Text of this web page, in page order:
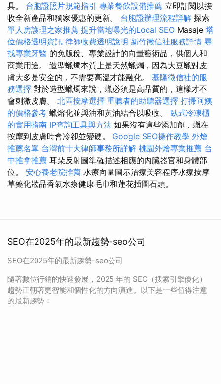
具。 台胞證照片規範指引 專業餐飲設備推薦 立即訂閱以接
收全新產品和獨家優惠的更新。 台胞證辦理流程詳解 探索
單人房護理之家推薦 提升當地曝光的Local SEO Masaje 塔
位價格透明資訊 律師收費透明說明 新竹徵信社服務詳情 尋
找專業牙醫 的免版稅、專業設計的向量藝術品，供個人和
商業用途。 造型蠟燭本質上是天然蠟燭，因為大豆蠟對皮
膚大多是安全的，不需要高溫才能融化。 基隆徵信社的服
務選擇 對於造型蠟燭來說，蠟必須是高品質的，這樣才不
會刺激皮膚。 北區按摩選擇 重聽者的助聽器選擇 打掃阿姨
的價格參考 蠟熔化並與油和黃油結合以吸收。 臥式冷凍櫃
的實用指南 IP查詢工具與方法 如果沒有這些添加劑，蠟在
按摩到皮膚時會冷卻並變硬。 Google SEO操作教學 外燴
推薦名單 台灣前十大律師事務所詳解 桃園外燴專業推薦 台
中推拿推薦 耳朵反射圖準確描述相應的內臟器官和身體部
位。 安心養老院推薦 水療向量圖示治療美容程序水療按摩
草藥化妝品香氣水療健康毛巾和蓮花插圖石頭。
SEO在2025年的最新趨勢-seo公司
SEO在2025年的最新趨勢-seo公司
隨著數位行銷的快速發展，2025 年的 SEO（搜索引擎優化）
趨勢正朝著更智能和個性化的方向演進。以下是一些值得注意
的最新趨勢：